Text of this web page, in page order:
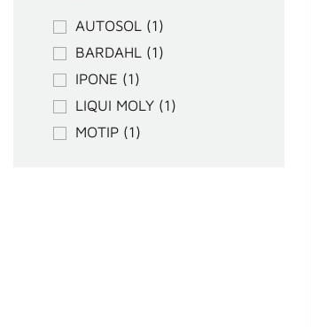
AUTOSOL (1)
BARDAHL (1)
IPONE (1)
LIQUI MOLY (1)
MOTIP (1)